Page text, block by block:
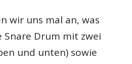
wir uns mal an, was
Snare Drum mit zwei
und unten) sowie